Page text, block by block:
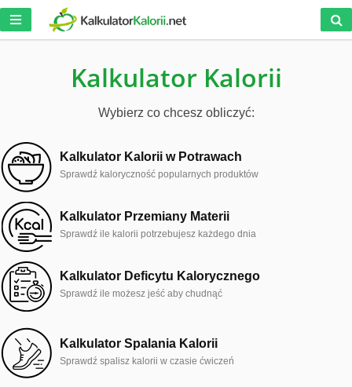
Kalkulator Kalorii
Wybierz co chcesz obliczyć:
Kalkulator Kalorii w Potrawach
Sprawdź kaloryczność popularnych produktów
Kalkulator Przemiany Materii
Sprawdź ile kalorii potrzebujesz każdego dnia
Kalkulator Deficytu Kalorycznego
Sprawdź ile możesz jeść aby chudnąć
Kalkulator Spalania Kalorii
Sprawdź spalisz kalorii w czasie ćwiczeń